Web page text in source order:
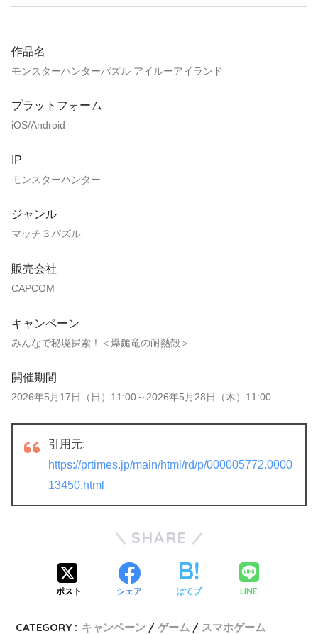
作品名
モンスターハンターパズル アイルーアイランド
プラットフォーム
iOS/Android
IP
モンスターハンター
ジャンル
マッチ３パズル
販売会社
CAPCOM
キャンペーン
みんなで秘境探索！＜爆鎚竜の耐熱殻＞
開催期間
2026年5月17日（日）11:00～2026年5月28日（木）11:00
引用元:
https://prtimes.jp/main/html/rd/p/000005772.0000
13450.html
SHARE
ポスト シェア はてブ LINE
CATEGORY : キャンペーン ゲーム スマホゲーム